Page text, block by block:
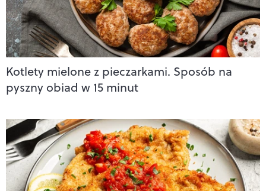
Kotlety mielone z pieczarkami. Sposób na
pyszny obiad w 15 minut